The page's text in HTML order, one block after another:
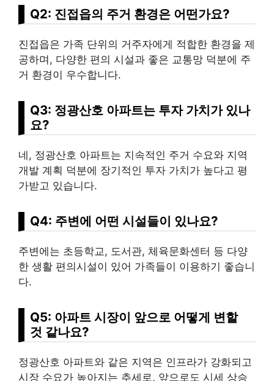
Q2: 진접읍의 주거 환경은 어떤가요?
진접읍은 가족 단위의 거주자에게 적합한 환경을 제
공하며, 다양한 편의 시설과 좋은 교통망 덕분에 주
거 환경이 우수합니다.
Q3: 정광산호 아파트는 투자 가치가 있나
요?
네, 정광산호 아파트는 지속적인 주거 수요와 지역
개발 계획 덕분에 장기적인 투자 가치가 높다고 평
가받고 있습니다.
Q4: 주변에 어떤 시설들이 있나요?
주변에는 초등학교, 도서관, 체육문화센터 등 다양
한 생활 편의시설이 있어 가족들이 이용하기 좋습니
다.
Q5: 아파트 시장이 앞으로 어떻게 변할
것 같나요?
정광산호 아파트와 같은 지역은 인프라가 강화되고
시장 수요가 높아지는 추세로, 앞으로도 시세 상승